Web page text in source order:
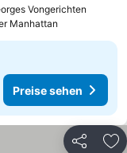
Vongerichten
Manhattan
Preise sehen
Teilen